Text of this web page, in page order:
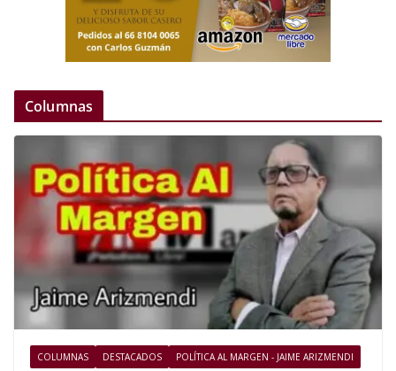
Columnas
COLUMNAS DESTACADOS POLÍTICA AL MARGEN - JAIME ARIZMENDI